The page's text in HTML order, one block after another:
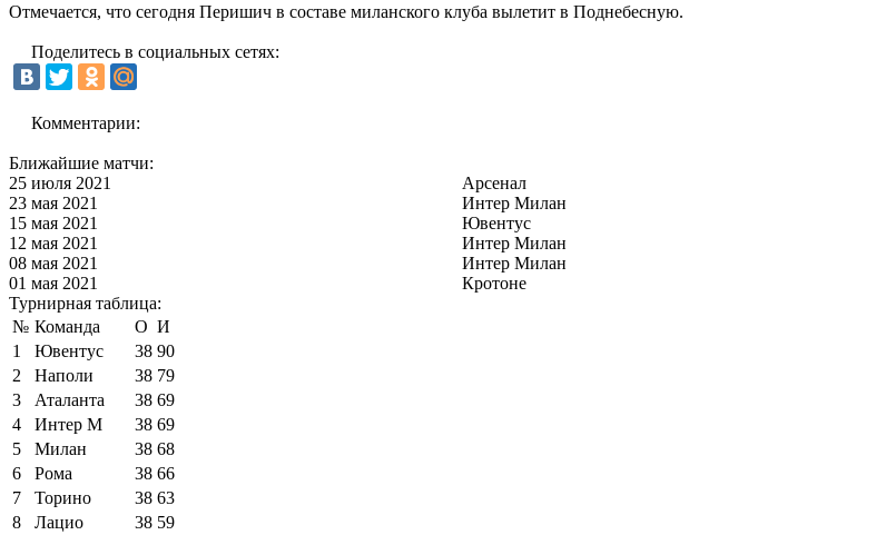
Отмечается, что сегодня Перишич в составе миланского клуба вылетит в Поднебесную.
Поделитесь в социальных сетях:
Комментарии:
Ближайшие матчи:
25 июля 2021
Арсенал
23 мая 2021
Интер Милан
15 мая 2021
Ювентус
12 мая 2021
Интер Милан
08 мая 2021
Интер Милан
01 мая 2021
Кротоне
Турнирная таблица:
№ Команда О И
1
Ювентус 38 90
2
Наполи 38 79
3
Аталанта 38 69
4
Интер М 38 69
5
Милан 38 68
6
Рома 38 66
7
Торино 38 63
8
Лацио 38 59